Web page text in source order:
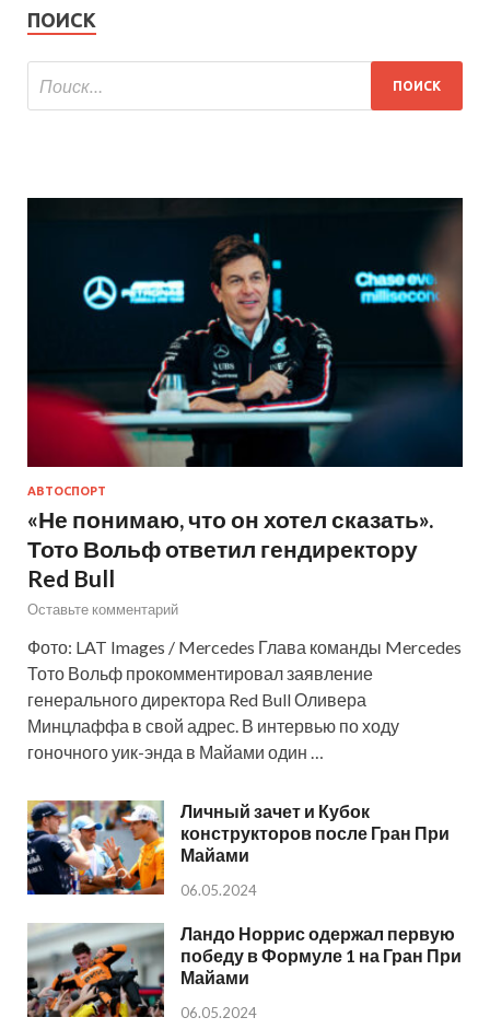
ПОИСК
АВТОСПОРТ
«Не понимаю, что он хотел сказать».
Тото Вольф ответил гендиректору
Red Bull
Оставьте комментарий
Фото: LAT Images / Mercedes Глава команды Mercedes
Тото Вольф прокомментировал заявление
генерального директора Red Bull Оливера
Минцлаффа в свой адрес. В интервью по ходу
гоночного уик-энда в Майами один …
Личный зачет и Кубок
конструкторов после Гран При
Майами
06.05.2024
Ландо Норрис одержал первую
победу в Формуле 1 на Гран При
Майами
06.05.2024